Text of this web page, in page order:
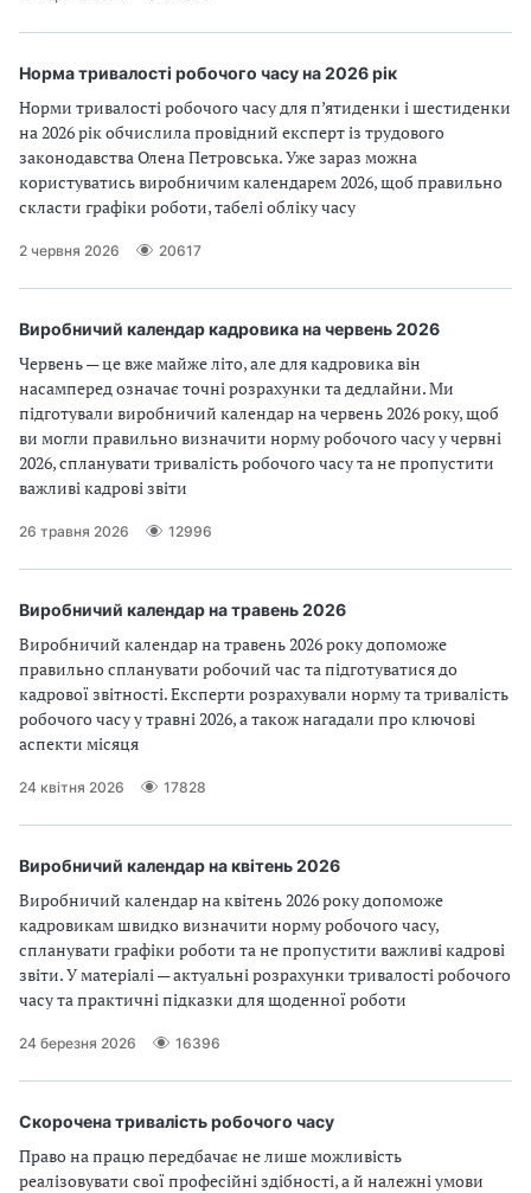
Норма тривалості робочого часу на 2026 рік
Норми тривалості робочого часу для п’ятиденки і шестиденки
на 2026 рік обчислила провідний експерт із трудового
законодавства Олена Петровська. Уже зараз можна
користуватись виробничим календарем 2026, щоб правильно
скласти графіки роботи, табелі обліку часу
2 червня 2026 20617
Виробничий календар кадровика на червень 2026
Червень — це вже майже літо, але для кадровика він
насамперед означає точні розрахунки та дедлайни. Ми
підготували виробничий календар на червень 2026 року, щоб
ви могли правильно визначити норму робочого часу у червні
2026, спланувати тривалість робочого часу та не пропустити
важливі кадрові звіти
26 травня 2026 12996
Виробничий календар на травень 2026
Виробничий календар на травень 2026 року допоможе
правильно спланувати робочий час та підготуватися до
кадрової звітності. Експерти розрахували норму та тривалість
робочого часу у травні 2026, а також нагадали про ключові
аспекти місяця
24 квітня 2026 17828
Виробничий календар на квітень 2026
Виробничий календар на квітень 2026 року допоможе
кадровикам швидко визначити норму робочого часу,
спланувати графіки роботи та не пропустити важливі кадрові
звіти. У матеріалі — актуальні розрахунки тривалості робочого
часу та практичні підказки для щоденної роботи
24 березня 2026 16396
Скорочена тривалість робочого часу
Право на працю передбачає не лише можливість
реалізовувати свої професійні здібності, а й належні умови